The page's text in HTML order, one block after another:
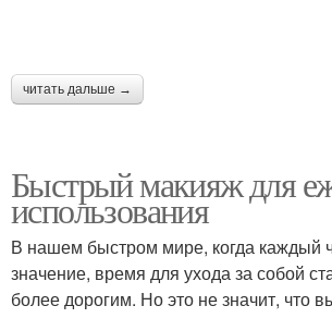
читать дальше →
Быстрый макияж для
использования
В нашем быстром мире, когда каждый
значение, время для ухода за собой
более дорогим. Но это не значит, что